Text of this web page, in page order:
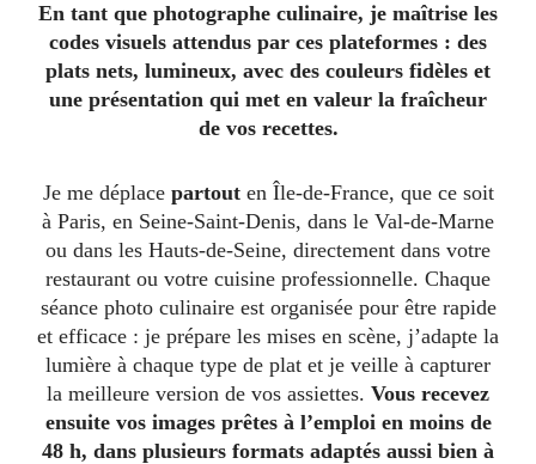
En tant que photographe culinaire, je maîtrise les
codes visuels attendus par ces plateformes : des
plats nets, lumineux, avec des couleurs fidèles et
une présentation qui met en valeur la fraîcheur
de vos recettes.
Je me déplace partouten Île-de-France, que ce soit
à Paris, en Seine-Saint-Denis, dans le Val-de-Marne
ou dans les Hauts-de-Seine, directement dans votre
restaurant ou votre cuisine professionnelle. Chaque
séance photo culinaire est organisée pour être rapide
et efficace : je prépare les mises en scène, j’adapte la
lumière à chaque type de plat et je veille à capturer
la meilleure version de vos assiettes. Vous recevez
ensuite vos images prêtes à l’emploi en moins de
48 h, dans plusieurs formats adaptés aussi bien à